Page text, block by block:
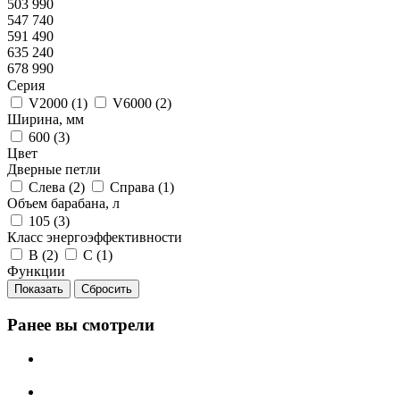
503 990
547 740
591 490
635 240
678 990
Серия
V2000 (1) V6000 (2)
Ширина, мм
600 (3)
Цвет
Дверные петли
Слева (2) Справа (1)
Объем барабана, л
105 (3)
Класс энергоэффективности
B (2) C (1)
Функции
Сбросить
Ранее вы смотрели